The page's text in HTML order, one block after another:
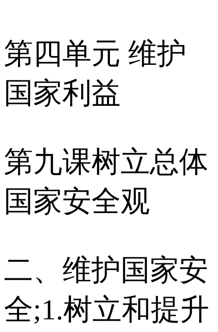
第四单元 维护
国家利益
第九课树立总体
国家安全观
二、维护国家安
全;1.树立和提升